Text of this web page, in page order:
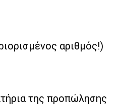
αριθμός!)
της προπώλησης